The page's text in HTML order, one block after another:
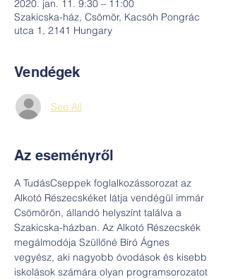
2020. jan. 11. 9:30 – 11:00
Szakicska-ház, Csömör, Kacsóh Pongrác
utca 1, 2141 Hungary
Vendégek
See All
Az eseményről
A TudásCseppek foglalkozássorozat az
Alkotó Részecskéket látja vendégül immár
Csömörön, állandó helyszínt találva a
Szakicska-házban. Az Alkotó Részecskék
megálmodója Szüllőné Bíró Ágnes
vegyész, aki nagyobb óvodások és kisebb
iskolások számára olyan programsorozatot